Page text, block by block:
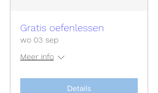
Gratis oefenlessen
wo 03 sep
Meer info
Details